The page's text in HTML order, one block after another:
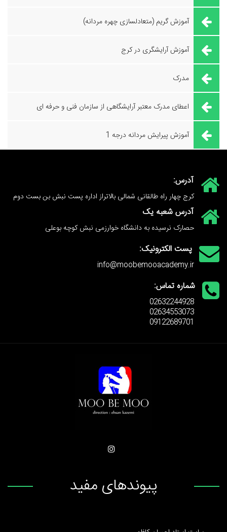
آموزش گریم (متعادلسازی چهره مردانه)
آموزش آرایشگری در کرج
مدرک
اعطای مدرک معتبر آرایشگاهی از سازمان فنی و حرفه ای
آموزش پیرایش مردانه درجه 1
آدرس:
کرج چهار راه طالقانی شمالی بالاتراز اداره پست نبش بن بست دوم
آدرس شعبه یک
حصارک نرسیده به دانشگاه خوارزمی نبش کوچه بوعلی
پست الکترونیک:
info@moobemooacademy.ir
شماره تماس:
02632244928
02634553073
09122689701
پیوندهای مفید